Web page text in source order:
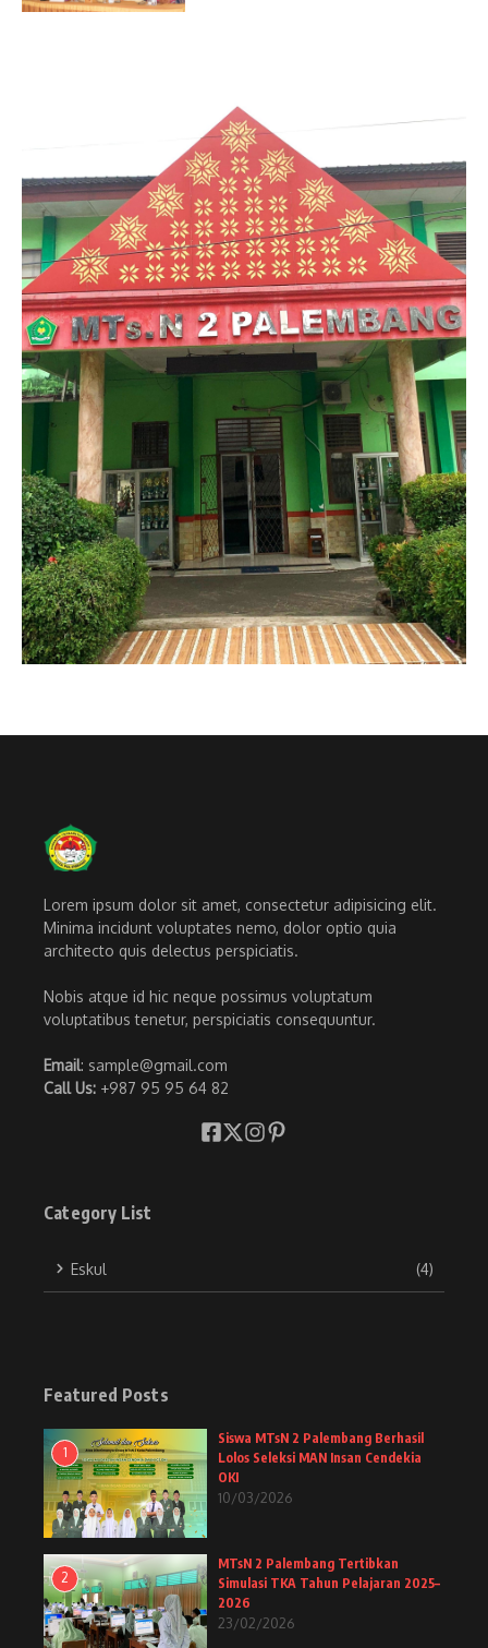
Lorem ipsum dolor sit amet, consectetur adipisicing elit.
Minima incidunt voluptates nemo, dolor optio quia
architecto quis delectus perspiciatis.
Nobis atque id hic neque possimus voluptatum
voluptatibus tenetur, perspiciatis consequuntur.
Email: sample@gmail.com
Call Us: +987 95 95 64 82
Category List
Eskul (4)
Featured Posts
1
Siswa MTsN 2 Palembang Berhasil
Lolos Seleksi MAN Insan Cendekia
OKI
10/03/2026
2
MTsN 2 Palembang Tertibkan
Simulasi TKA Tahun Pelajaran 2025–
2026
23/02/2026